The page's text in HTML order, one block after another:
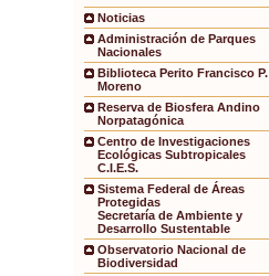
Noticias
Administración de Parques
Nacionales
Biblioteca Perito Francisco P.
Moreno
Reserva de Biosfera Andino
Norpatagónica
Centro de Investigaciones
Ecológicas Subtropicales
C.I.E.S.
Sistema Federal de Áreas
Protegidas
Secretaría de Ambiente y
Desarrollo Sustentable
Observatorio Nacional de
Biodiversidad